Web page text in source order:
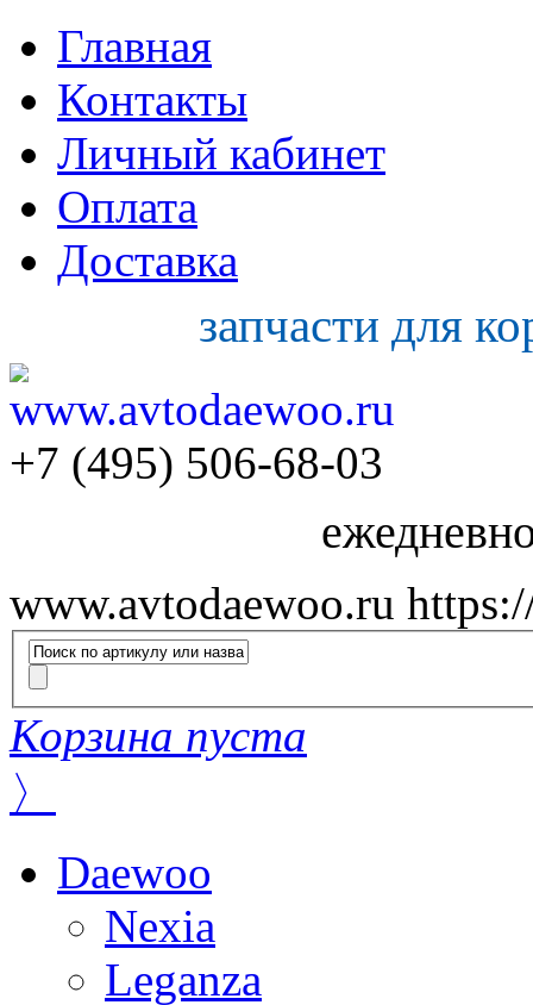
Главная
Контакты
Личный кабинет
Оплата
Доставка
запчасти для
+7 (495) 506-68-03
www.avtodaewoo.ru
Корзина пуста
〉
Daewoo
Nexia
Leganza